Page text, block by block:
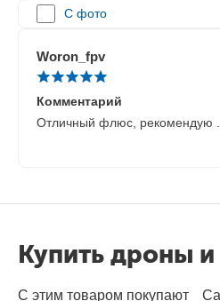
С фото
Woron_fpv
Комментарий
Отличный флюс, рекомендую
Купить дроны
С этим товаром покупают